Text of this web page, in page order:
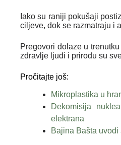
Iako su raniji pokušaji
ciljeve, dok se razmatraju i
Pregovori dolaze u
zdravlje ljudi i prirodu su
Pročitajte još:
Mikroplastika u
Dekomisija
elektrana
Bajina Bašta